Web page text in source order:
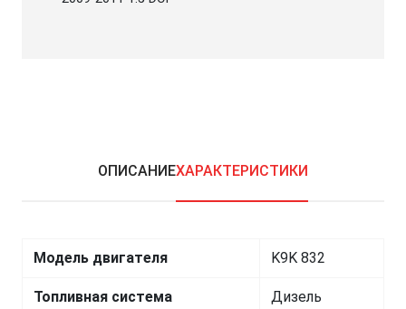
ОПИСАНИЕХАРАКТЕРИСТИКИ
Модель двигателя K9K 832
Топливная система Дизель